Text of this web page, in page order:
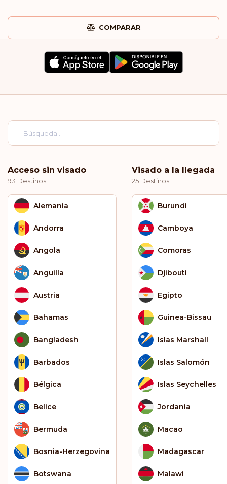
COMPARAR
Acceso sin visado
93 Destinos
Alemania
Andorra
Angola
Anguilla
Austria
Bahamas
Bangladesh
Barbados
Bélgica
Belice
Bermuda
Bosnia-Herzegovina
Botswana
Visado a la llegada
25 Destinos
Burundi
Camboya
Comoras
Djibouti
Egipto
Guinea-Bissau
Islas Marshall
Islas Salomón
Islas Seychelles
Jordania
Macao
Madagascar
Malawi